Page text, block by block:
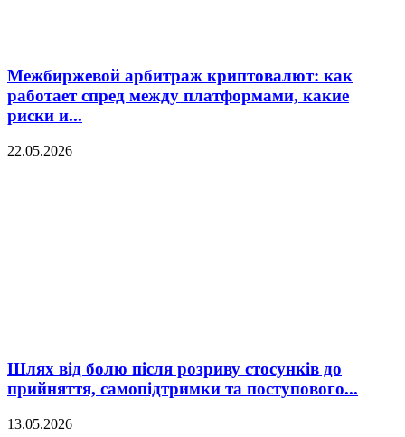
Межбиржевой арбитраж криптовалют: как
работает спред между платформами, какие
риски и...
22.05.2026
Шлях від болю після розриву стосунків до
прийняття, самопідтримки та поступового...
13.05.2026